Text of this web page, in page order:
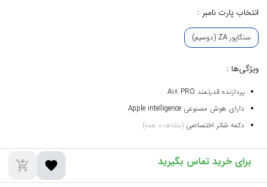
انتخاب پارت نامبر :
سنگاپور ZA (دوسیم)
ویژگی‌ها :
پردازنده قدرتمند A18 PRO
دارای هوش مصنوعی Apple intelligence
دکمه شاتر اختصاصی (مشاهده همه)
add_shopping_cart favorite